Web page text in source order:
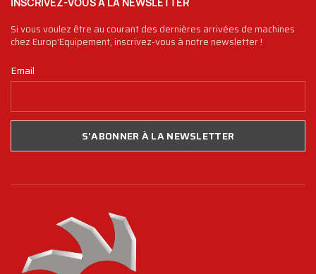
INSCRIVEZ-VOUS À LA NEWSLETTER
Si vous voulez être au courant des dernières arrivées de machines
chez Europ'Equipement, inscrivez-vous à notre newsletter !
Email